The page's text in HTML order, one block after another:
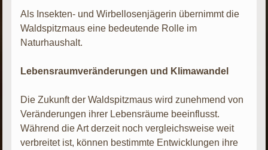
Als Insekten- und Wirbellosenjägerin übernimmt die
Waldspitzmaus eine bedeutende Rolle im
Naturhaushalt.
Lebensraumveränderungen und Klimawandel
Die Zukunft der Waldspitzmaus wird zunehmend von
Veränderungen ihrer Lebensräume beeinflusst.
Während die Art derzeit noch vergleichsweise weit
verbreitet ist, können bestimmte Entwicklungen ihre